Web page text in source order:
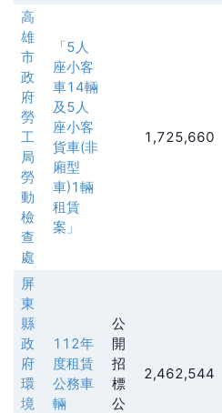
高
雄
市
政
府
勞
工
局
勞
動
檢
查
處
「5人
座小客
車14輛
及5人
座小客
貨車(非
廂型
車)1輛
租賃
案」
1,725,660
屏
東
縣
政
府
環
境
112年
度租賃
公務車
輛
公
開
招
標
公
2,462,544